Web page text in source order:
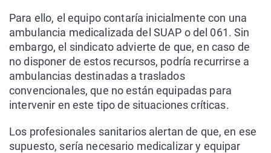
Para ello, el equipo contaría inicialmente con una
ambulancia medicalizada del SUAP o del 061. Sin
embargo, el sindicato advierte de que, en caso de
no disponer de estos recursos, podría recurrirse a
ambulancias destinadas a traslados
convencionales, que no están equipadas para
intervenir en este tipo de situaciones críticas.
Los profesionales sanitarios alertan de que, en ese
supuesto, sería necesario medicalizar y equipar